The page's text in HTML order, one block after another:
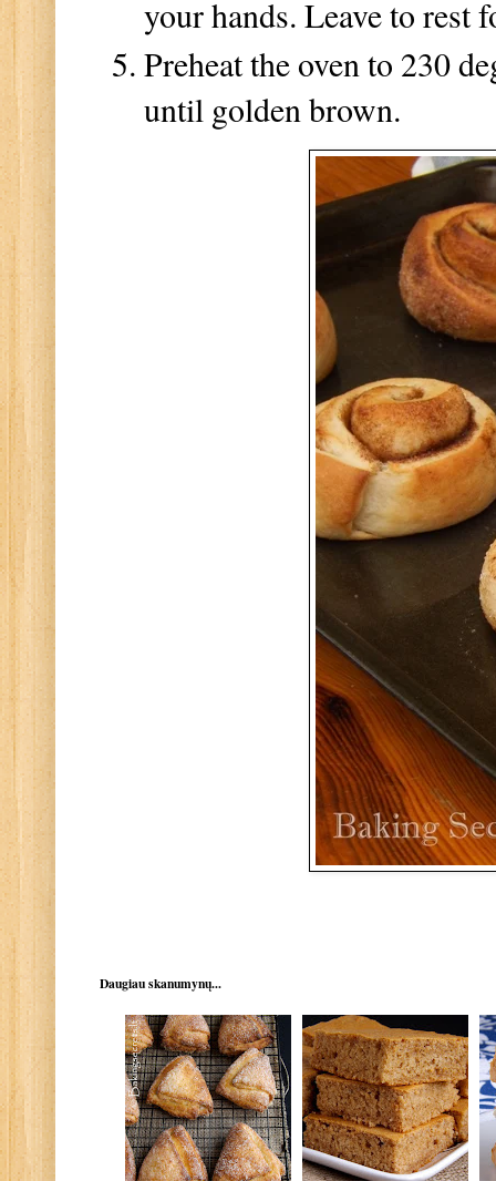
your hands. Leave to
Preheat the oven to 230
until golden brown.
Daugiau skanumynų...